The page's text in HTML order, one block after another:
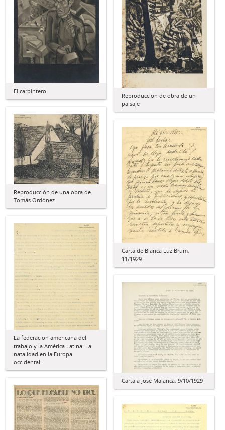
El carpintero
Reproducción de obra de un
paisaje
Reproducción de una obra de
Tomás Ordónez
Carta de Blanca Luz Brum,
11/1929
La federación americana del
trabajo y la América Latina. La
natalidad en la Europa
occidental.
Carta a José Malanca, 9/10/1929